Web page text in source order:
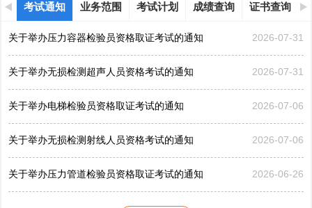
考试通知 业务范围 考试计划 成绩查询 证书查询
关于举办压力容器检验员资格取证考试的通知 2026-07-31
关于举办无损检测超声人员资格考试的通知 2026-07-31
关于举办电梯检验员资格取证考试的通知 2026-07-06
关于举办无损检测射线人员资格考试的通知 2026-07-06
关于举办压力管道检验员资格取证考试的通知 2026-06-26